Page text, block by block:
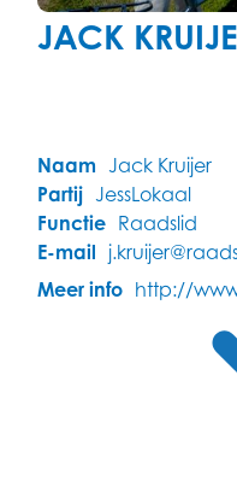
JACK
Naam Jack Kruijer
Partij JessLokaal
Functie Raadslid
E-mail
Meer info http://